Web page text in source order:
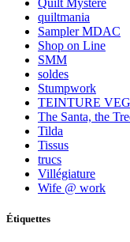
Quilt Mystère
quiltmania
Sampler MDAC
Shop on Line
SMM
soldes
Stumpwork
TEINTURE
The Santa, the
Tilda
Tissus
trucs
Villégiature
Wife @ work
Étiquettes